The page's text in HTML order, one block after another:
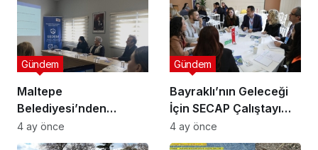
Maltepe
Belediyesi’nden
Muhtarlara Toplumsal
Cinsiyet Eşitliği
Gündem
4 ay önce
Bayraklı’nın Geleceği
İçin SECAP Çalıştayı
Düzenlendi
Gündem
4 ay önce